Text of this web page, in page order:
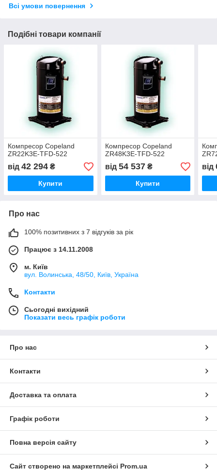
Всі умови повернення
Подібні товари компанії
Компресор Copeland
ZR22K3E-TFD-522
від 42 294 ₴
Купити
Компресор Copeland
ZR48K3E-TFD-522
від 54 537₴
Купити
від
Про нас
100% позитивних з 7 відгуків за рік
Працює з 14.11.2008
м. Київ
вул. Bолинська, 48/50, Київ, Україна
Контакти
Сьогодні вихідний
Показати весь графік роботи
Про нас
Контакти
Доставка та оплата
Графік роботи
Повна версія сайту
Сайт створено на маркетплейсі Prom.ua